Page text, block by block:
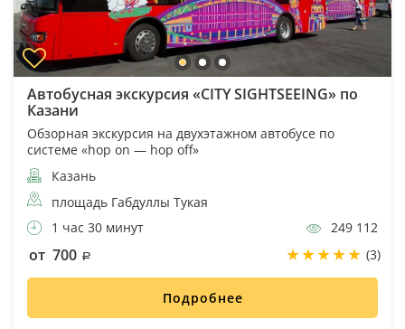
Автобусная экскурсия «CITY SIGHTSEEING» по
Казани
Обзорная экскурсия на двухэтажном автобусе по
системе «hop on — hop off»
Казань
площадь Габдуллы Тукая
1 час 30 минут
249 112
от 700 (3)
Подробнее